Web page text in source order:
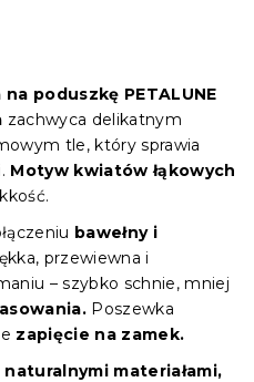
poduszkę PETALUNE
zachwyca delikatnym
tle, który sprawia
Motyw kwiatów łąkowych
bawełny i
przewiewna i
– szybko schnie, mniej
Poszewka
zapięcie na zamek.
materiałami,